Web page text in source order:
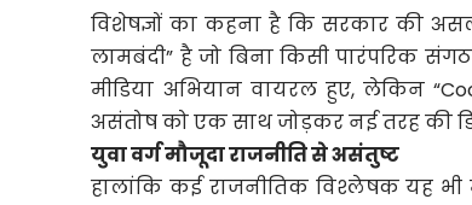
विशेषज्ञों का कहना है कि सरकार की
लामबंदी” है जो बिना किसी पारंपरिक
मीडिया अभियान वायरल हुए, लेकिन
असंतोष को एक साथ जोड़कर नई तरह की
युवा वर्ग मौजूदा राजनीति से असंतुष्ट
हालांकि कई राजनीतिक विश्लेषक यह भी